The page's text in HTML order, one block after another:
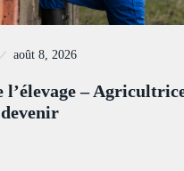
août 8, 2026
–